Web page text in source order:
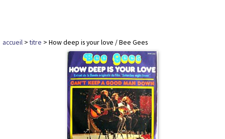
accueil >titre > How deep is your love / Bee Gees